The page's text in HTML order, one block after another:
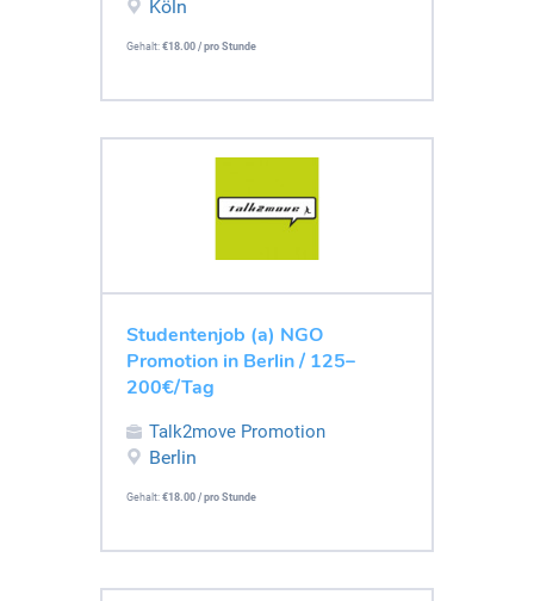
Köln
Gehalt: €18.00 / pro Stunde
Studentenjob (a) NGO
Promotion in Berlin / 125–
200€/Tag
Talk2move Promotion
Berlin
Gehalt: €18.00 / pro Stunde